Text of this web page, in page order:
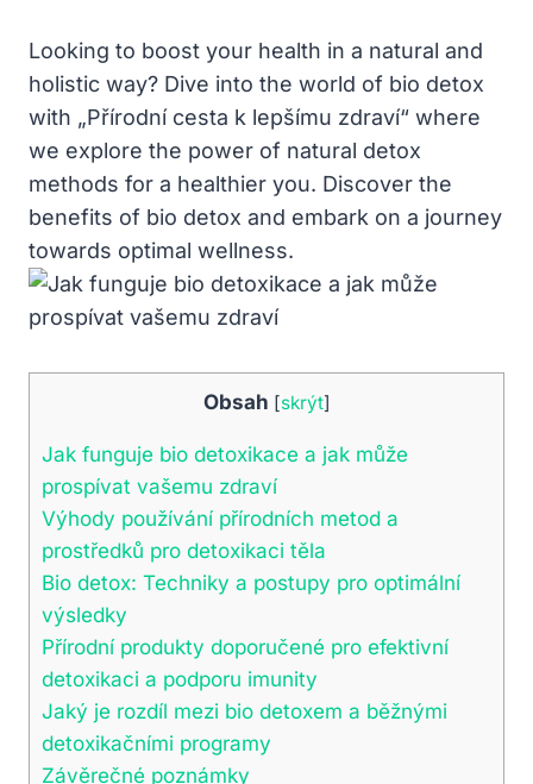
Looking to boost your health in a natural and
holistic way? Dive into the world of bio detox
with „Přírodní cesta k lepšímu zdraví“ where
we explore the power of natural detox
methods for a healthier you. Discover the
benefits of bio detox and embark on a journey
towards optimal wellness.
Obsah [skrýt]
Jak funguje bio detoxikace a jak může
prospívat vašemu zdraví
Výhody používání přírodních metod a
prostředků pro detoxikaci těla
Bio detox: Techniky a postupy pro optimální
výsledky
Přírodní produkty doporučené pro efektivní
detoxikaci a podporu imunity
Jaký je rozdíl mezi bio detoxem a běžnými
detoxikačními programy
Závěrečné poznámky